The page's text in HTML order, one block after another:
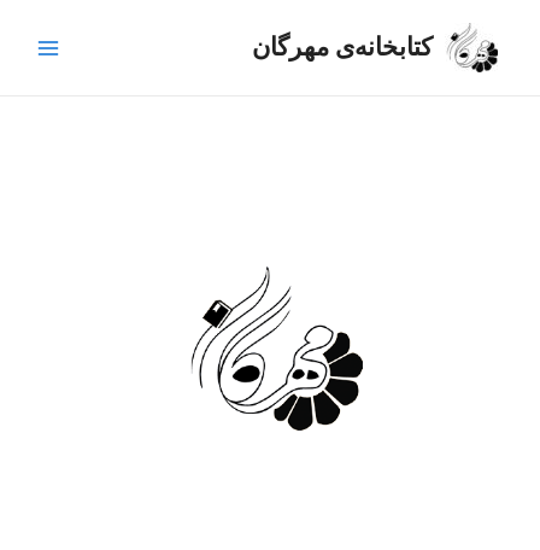
کتابخانه‌ی مهرگان